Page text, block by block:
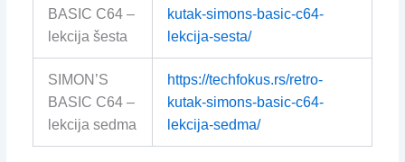
BASIC C64 –
lekcija šesta
kutak-simons-basic-c64-
lekcija-sesta/
SIMON’S
BASIC C64 –
lekcija sedma
https://techfokus.rs/retro-
kutak-simons-basic-c64-
lekcija-sedma/